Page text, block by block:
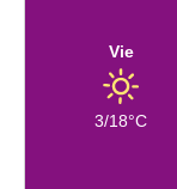
Vie
3/18°C